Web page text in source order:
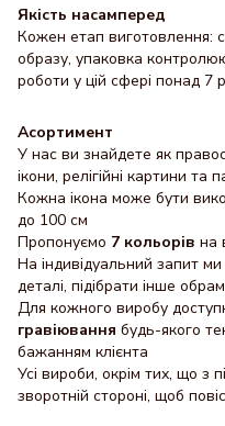
Якість насамперед
Кожен етап виготовлення:
образу, упаковка
роботи у цій сфері понад 7
Асортимент
У нас ви знайдете як
ікони, релігійні картини
Кожна ікона може бути
до 100 см
Пропонуємо 7 кольорів на
На індивідуальний запит
деталі, підібрати інше
Для кожного виробу
гравіювання будь-якого
бажанням клієнта
Усі вироби, окрім тих, що з
зворотній стороні, щоб